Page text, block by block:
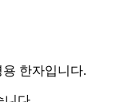
한자입니다.